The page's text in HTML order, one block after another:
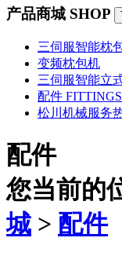
产品商城 SHOP
三伺服智能枕
变频枕包机
三伺服智能立
配件 FITTINGS
松川机械服务
配件
您当前的
城 > 配件